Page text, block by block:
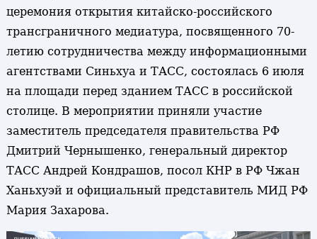
церемония открытия китайско-российского
трансграничного медиатура, посвященного 70-
летию сотрудничества между информационными
агентствами Синьхуа и ТАСС, состоялась 6 июля
на площади перед зданием ТАСС в российской
столице. В мероприятии приняли участие
заместитель председателя правительства РФ
Дмитрий Чернышенко, генеральный директор
ТАСС Андрей Кондрашов, посол КНР в РФ Чжан
Ханьхуэй и официальный представитель МИД РФ
Мария Захарова.